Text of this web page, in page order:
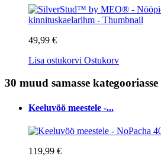
49,99 €
Lisa ostukorvi Ostukorv
30 muud samasse
Keeluvöö meestele -...
119,99 €